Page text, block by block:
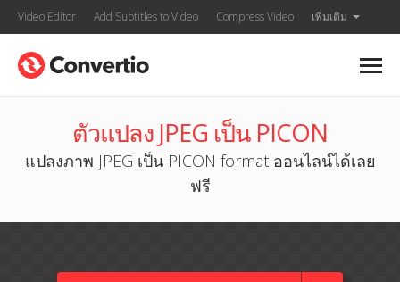
Video Editor Add Subtitles to Video Compress Video เพิ่มเติม
ตัวแปลง JPEG เป็น PICON
แปลงภาพ JPEG เป็น PICON format ออนไลน์ได้เลย
ฟรี